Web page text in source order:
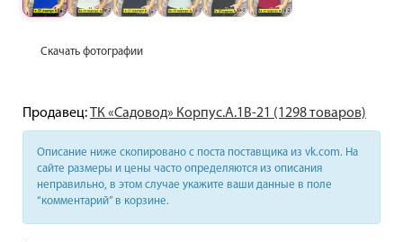
Скачать фотографии
Продавец:ТК «Садовод» Корпус.А.1В-21 (1298 товаров)
Описание ниже скопировано с поста поставщика из vk.com. На
сайте размеры и цены часто определяются из описания
неправильно, в этом случае укажите ваши данные в поле
“комментарий” в корзине.